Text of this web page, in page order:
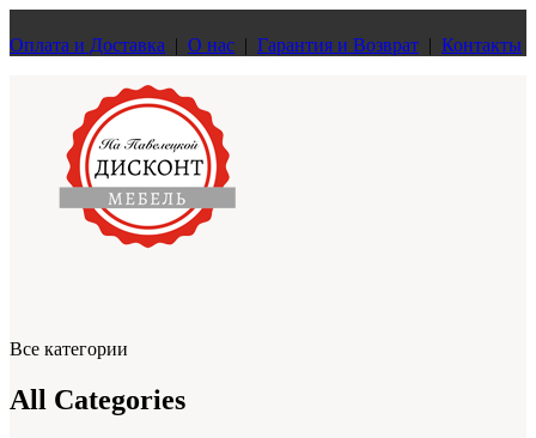
Оплата и Доставка | О нас | Гарантия и Возврат | Контакты
Все категории
All Categories